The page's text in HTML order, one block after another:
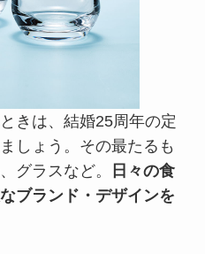
きは、結婚25周年の定
しょう。その最たるも
グラスなど。
日々の食
ブランド・デザインを